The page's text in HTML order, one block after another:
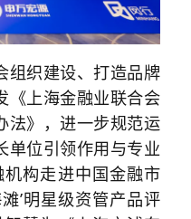
组织建设、打造品牌
《上海金融业联合会
法》，进一步规范运
单位引领作用与专业
构走进中国金融市
’明星级资管产品评